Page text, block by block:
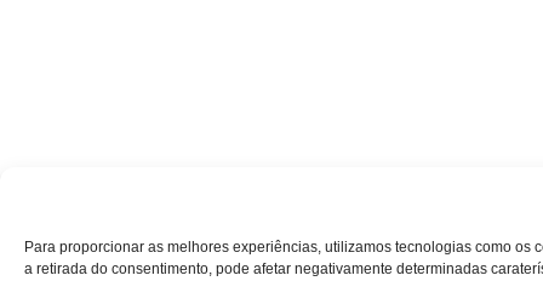
Para proporcionar as melhores experiências, utilizamos tecnologias como
a retirada do consentimento, pode afetar negativamente determinadas